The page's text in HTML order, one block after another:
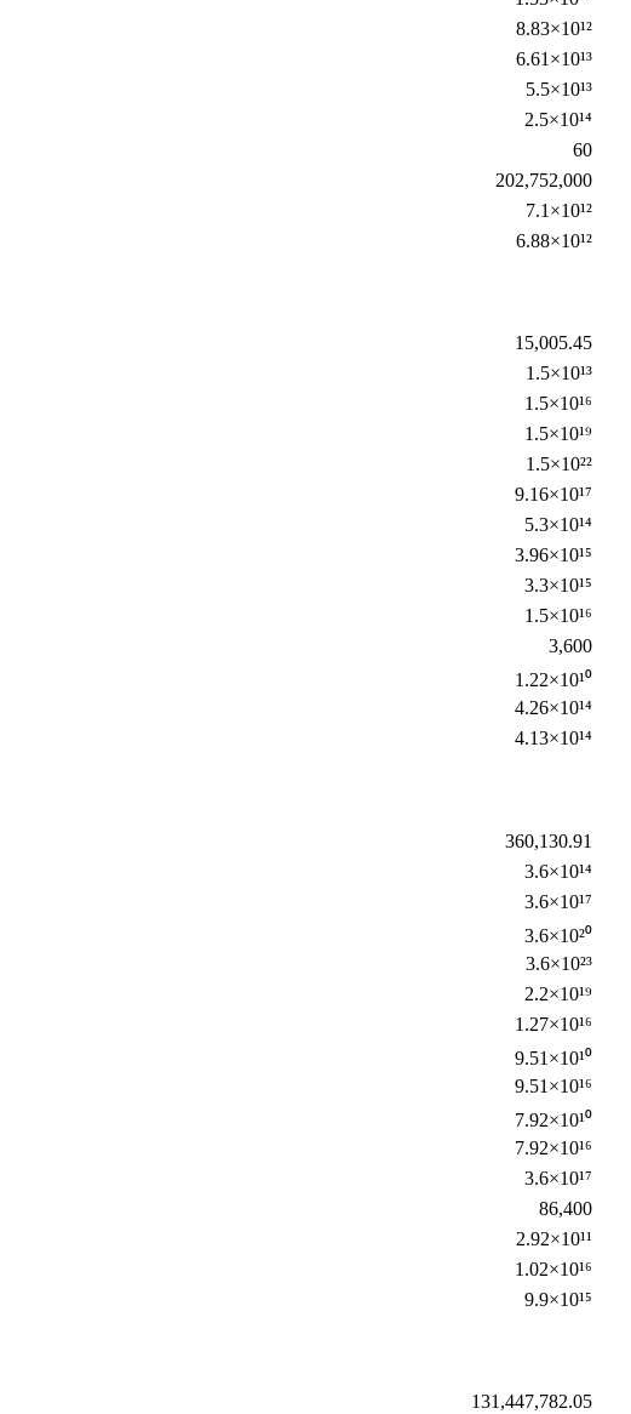
8.83×10¹²
6.61×10¹³
5.5×10¹³
2.5×10¹⁴
60
202,752,000
7.1×10¹²
6.88×10¹²
15,005.45
1.5×10¹³
1.5×10¹⁶
1.5×10¹⁹
1.5×10²²
9.16×10¹⁷
5.3×10¹⁴
3.96×10¹⁵
3.3×10¹⁵
1.5×10¹⁶
3,600
1.22×10¹⁰
4.26×10¹⁴
4.13×10¹⁴
360,130.91
3.6×10¹⁴
3.6×10¹⁷
3.6×10²⁰
3.6×10²³
2.2×10¹⁹
1.27×10¹⁶
9.51×10¹⁰
9.51×10¹⁶
7.92×10¹⁰
7.92×10¹⁶
3.6×10¹⁷
86,400
2.92×10¹¹
1.02×10¹⁶
9.9×10¹⁵
131,447,782.05